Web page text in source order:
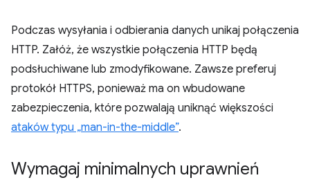
Podczas wysyłania i odbierania danych unikaj połączenia
HTTP. Załóż, że wszystkie połączenia HTTP będą
podsłuchiwane lub zmodyfikowane. Zawsze preferuj
protokół HTTPS, ponieważ ma on wbudowane
zabezpieczenia, które pozwalają uniknąć większości
ataków typu „man-in-the-middle”.
Wymagaj minimalnych uprawnień